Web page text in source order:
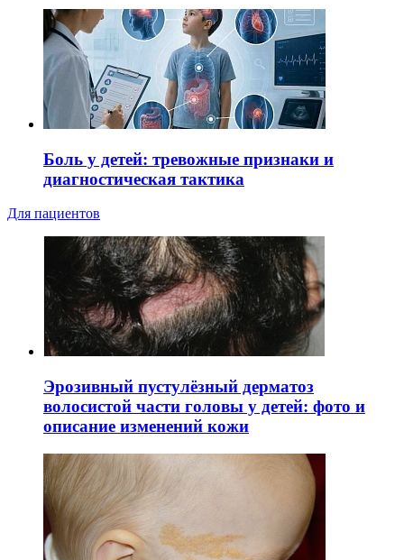
Боль у детей: тревожные признаки и
диагностическая тактика
Для пациентов
Эрозивный пустулёзный дерматоз
волосистой части головы у детей: фото и
описание изменений кожи